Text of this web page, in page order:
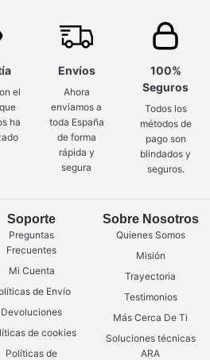
el
ha
Envíos
Ahora
enviamos a
toda España
de forma
rápida y
segura
100%
Seguros
Todos los
métodos de
pago son
blindados y
seguros.
Soporte
Preguntas
Frecuentes
Mi Cuenta
de Envío
Devoluciones
de cookies
Políticas de
Sobre Nosotros
Quienes Somos
Misión
Trayectoria
Testimonios
Más Cerca De Ti
Soluciones técnicas
ARA